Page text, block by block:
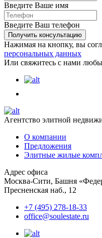
Введите Ваше имя
Введите Ваш телефон
Нажимая на кнопку, вы
персональных данных
Или свяжитесь с нами
Агентство элитной
О компании
Предложения
Элитные жилые
Адрес офиса
Москва-Сити, Башня
Пресненская наб., 12
+7 (495) 278-18-33
office@soulestate.ru